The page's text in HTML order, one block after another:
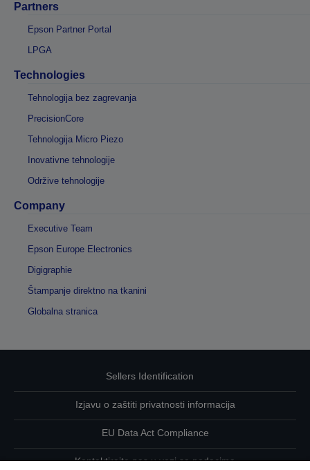
Partners
Epson Partner Portal
LPGA
Technologies
Tehnologija bez zagrevanja
PrecisionCore
Tehnologija Micro Piezo
Inovativne tehnologije
Održive tehnologije
Company
Executive Team
Epson Europe Electronics
Digigraphie
Štampanje direktno na tkanini
Globalna stranica
Sellers Identification
Izjavu o zaštiti privatnosti informacija
EU Data Act Compliance
Kontaktirajte nas u vezi sa podacima